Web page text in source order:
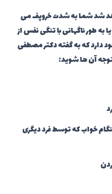
شد شما به شدت خروپف می
طور ناگهانی با تنگی نفس از
دارد که به گفته دکتر مصطفی
آن ها شوید:
خواب که توسط فرد دیگری